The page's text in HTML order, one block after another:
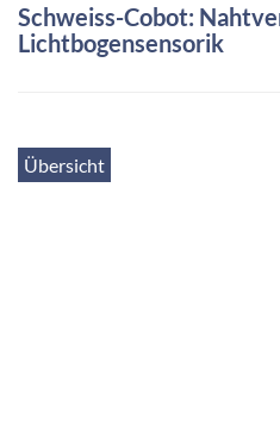
Schweiss-Cobot:
Lichtbogensensorik
Übersicht